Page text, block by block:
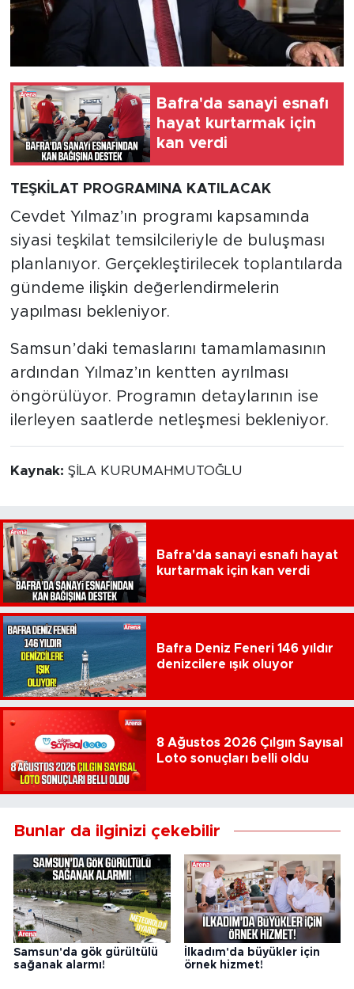
Bafra'da sanayi esnafı
hayat kurtarmak için
kan verdi
TEŞKİLAT PROGRAMINA KATILACAK
Cevdet Yılmaz’ın programı kapsamında
siyasi teşkilat temsilcileriyle de buluşması
planlanıyor. Gerçekleştirilecek toplantılarda
gündeme ilişkin değerlendirmelerin
yapılması bekleniyor.
Samsun’daki temaslarını tamamlamasının
ardından Yılmaz’ın kentten ayrılması
öngörülüyor. Programın detaylarının ise
ilerleyen saatlerde netleşmesi bekleniyor.
Kaynak: ŞİLA KURUMAHMUTOĞLU
Bafra'da sanayi esnafı hayat
kurtarmak için kan verdi
Bafra Deniz Feneri 146 yıldır
denizcilere ışık oluyor
8 Ağustos 2026 Çılgın Sayısal
Loto sonuçları belli oldu
Bunlar da ilginizi çekebilir
Samsun'da gök gürültülü
sağanak alarmı!
İlkadım'da büyükler için
örnek hizmet!